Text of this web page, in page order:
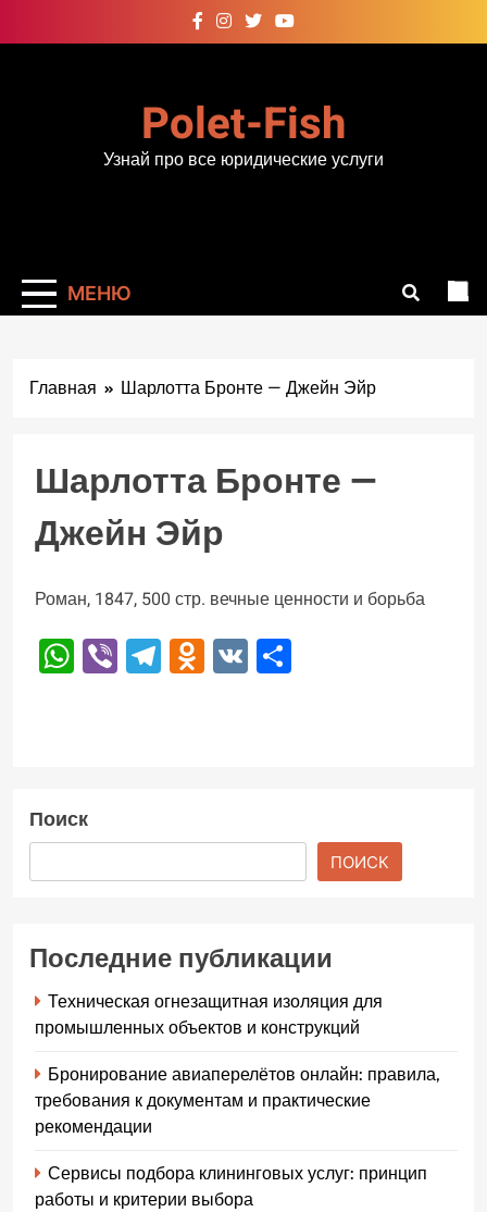
к
Polet-Fish
Узнай про все юридические услуги
МЕНЮ
Главная Шарлотта Бронте — Джейн Эйр
Шарлотта Бронте —
Джейн Эйр
Роман, 1847, 500 стр. вечные ценности и борьба
WhatsApp
ViberTelegram
Odnoklassniki
VK
Поиск
ПОИСК
Последние публикации
Техническая огнезащитная изоляция для
промышленных объектов и конструкций
Бронирование авиаперелётов онлайн: правила,
требования к документам и практические
рекомендации
Сервисы подбора клининговых услуг: принцип
работы и критерии выбора